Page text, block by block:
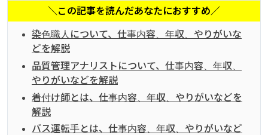
＼この記事を読んだあなたにおすすめ／
染色職人について、仕事内容、年収、やりがいな
どを解説
品質管理アナリストについて、仕事内容、年収、
やりがいなどを解説
着付け師とは、仕事内容、年収、やりがいなどを
解説
バス運転手とは、仕事内容、年収、やりがいなど